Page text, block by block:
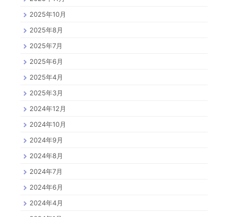
2025年10月
2025年8月
2025年7月
2025年6月
2025年4月
2025年3月
2024年12月
2024年10月
2024年9月
2024年8月
2024年7月
2024年6月
2024年4月